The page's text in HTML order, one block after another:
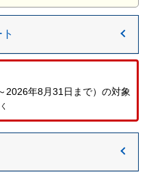
2026年8月31日まで）の対象